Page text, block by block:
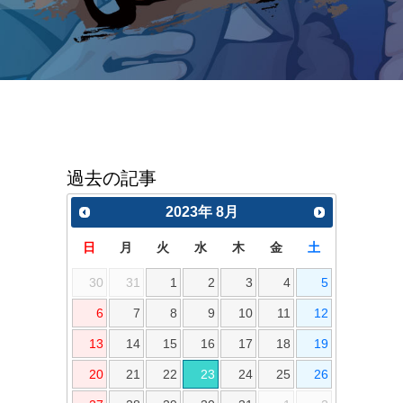
過去の記事
2023年 8月
日 月 火 水 木 金 土
30 31 1 2 3 4 5
6 7 8 9 10 11 12
13 14 15 16 17 18 19
20 21 22 23 24 25 26